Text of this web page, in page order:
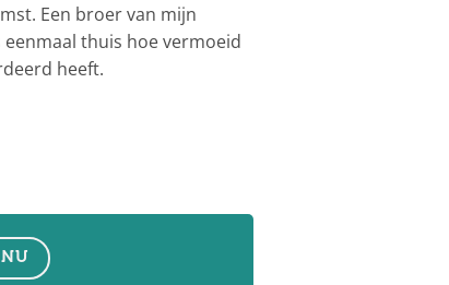
Een broer van mijn
thuis hoe vermoeid
heeft.